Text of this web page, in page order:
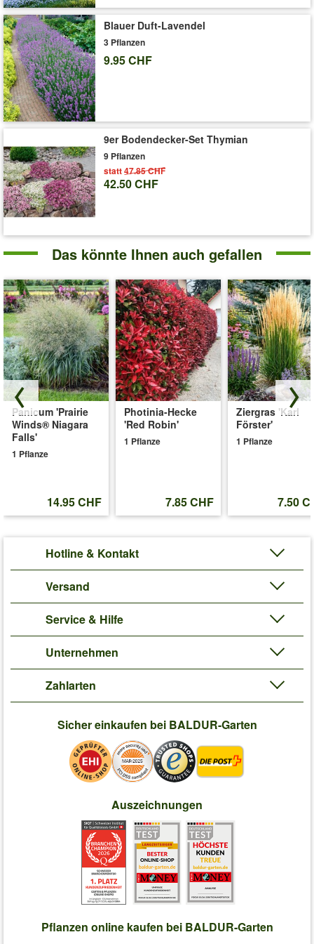
Art.-Nr.:9476
Liefergrösse:9x9 cm-Topf
'Blaues Pfeifengras 'Banshee®''
Blauer Duft-Lavendel
3 Pflanzen
9.95 CHF
9er Bodendecker-Set Thymian
9 Pflanzen
statt47.85 CHF
42.50 CHF
Das könnte Ihnen auch gefallen
Panicum 'Prairie
Winds® Niagara
Falls'
1 Pflanze
14.95 CHF
Photinia-Hecke
'Red Robin'
1 Pflanze
7.85 CHF
Ziergras 'Karl
Förster'
1 Pflanze
7.50
Hotline & Kontakt
Versand
Service & Hilfe
Unternehmen
Zahlarten
Sicher einkaufen bei BALDUR-Garten
Auszeichnungen
Pflanzen online kaufen bei BALDUR-Garten